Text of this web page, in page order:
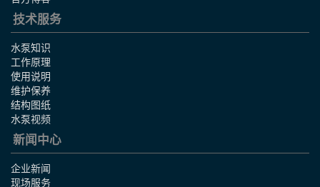
技术服务
水泵知识
工作原理
使用说明
维护保养
结构图纸
水泵视频
新闻中心
企业新闻
现场服务